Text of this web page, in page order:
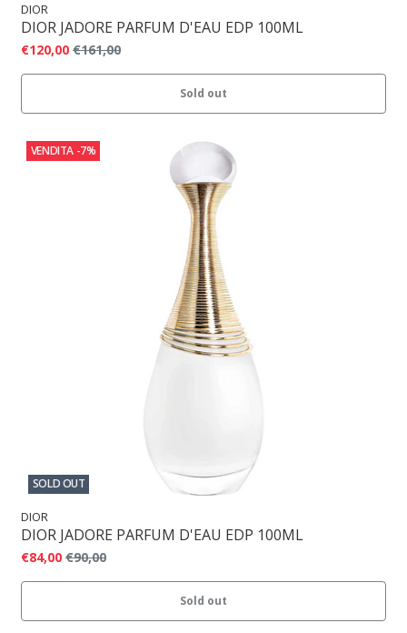
DIOR
DIOR JADORE PARFUM D'EAU EDP 100ML
€120,00 €161,00
Sold out
VENDITA -7%
SOLD OUT
DIOR
DIOR JADORE PARFUM D'EAU EDP 100ML
€84,00 €90,00
Sold out